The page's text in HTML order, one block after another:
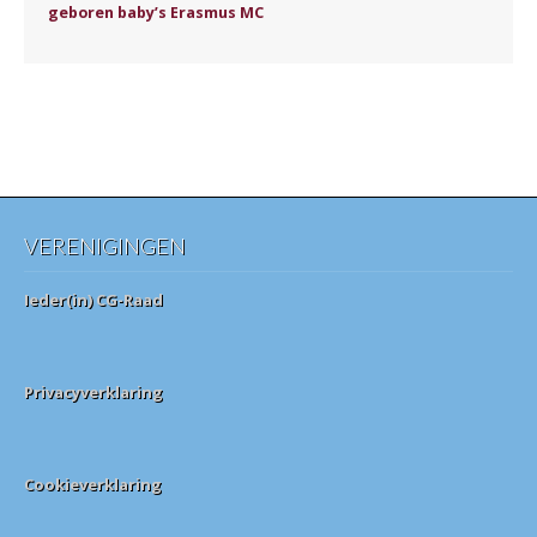
geboren baby’s Erasmus MC
VERENIGINGEN
Ieder(in) CG-Raad
Privacyverklaring
Cookieverklaring